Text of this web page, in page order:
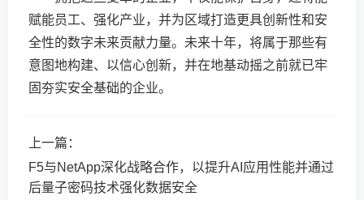
赋能员工、强化产业，并为区域打造更具创新性和安
全性的数字未来贡献力量。未来十年，将属于那些有
意图地构建、以信心创新，并在地基动摇之前就已牢
固夯实安全基础的企业。
上一篇：
F5与NetApp深化战略合作，以提升AI应用性能并通过
后量子密码技术强化数据安全